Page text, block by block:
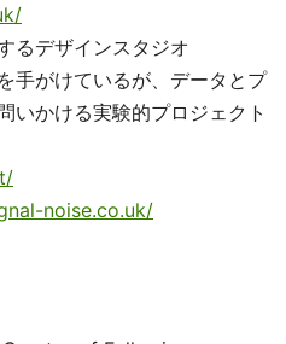
るデザインスタジオ
手がけているが、データとプ
いかける実験的プロジェクト
noise.co.uk/